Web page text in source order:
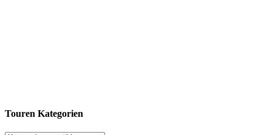
Touren Kategorien